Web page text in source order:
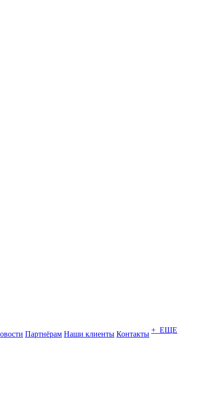
Партнёрам Наши клиенты Контакты + ЕЩЕ